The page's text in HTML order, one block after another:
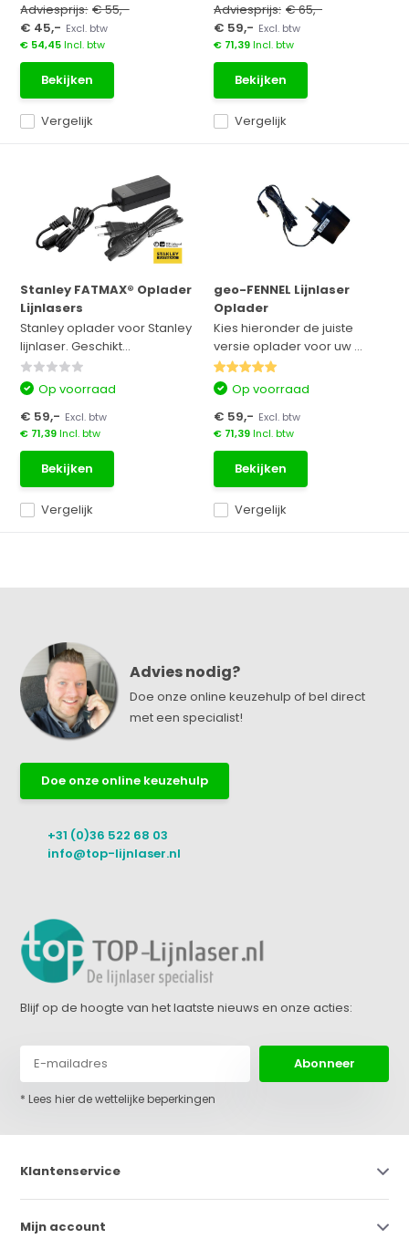
Vergelijk
Adviesprijs: € 55,-
€ 45,- Excl. btw
€ 54,45Incl. btw
Bekijken
Vergelijk
Adviesprijs: € 65,-
€ 59,- Excl. btw
€ 71,39Incl. btw
Bekijken
Stanley FATMAX® Oplader
Lijnlasers
Stanley oplader voor Stanley
lijnlaser. Geschikt...
Vergelijk
Op voorraad
€ 59,- Excl. btw
€ 71,39Incl. btw
Bekijken
geo-FENNEL Lijnlaser
Oplader
Kies hieronder de juiste
versie oplader voor uw ...
Vergelijk
Op voorraad
€ 59,- Excl. btw
€ 71,39Incl. btw
Bekijken
Advies nodig?
Doe onze online keuzehulp of bel direct
met een specialist!
Doe onze online keuzehulp
+31 (0)36 522 68 03
info@top-lijnlaser.nl
Blijf op de hoogte van het laatste nieuws en onze acties:
Abonneer
* Lees hier de wettelijke beperkingen
Klantenservice
Mijn account